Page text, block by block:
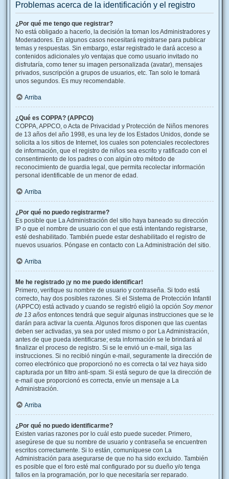
Problemas acerca de la identificación y el registro
¿Por qué me tengo que registrar?
No está obligado a hacerlo, la decisión la toman los Administradores y
Moderadores. En algunos casos necesitará registrarse para publicar
temas y respuestas. Sin embargo, estar registrado le dará acceso a
contenidos adicionales y/o ventajas que como usuario invitado no
disfrutaría, como tener su imagen personalizada (avatar), mensajes
privados, suscripción a grupos de usuarios, etc. Tan solo le tomará
unos segundos. Es muy recomendable.
Arriba
¿Qué es COPPA? (APPCO)
COPPA, APPCO, o Acta de Privacidad y Protección de Niños menores
de 13 años del año 1998, es una ley de los Estados Unidos, donde se
solicita a los sitios de Internet, los cuales son potenciales recolectores
de información, que el registro de niños sea escrito y ratificado con el
consentimiento de los padres o con algún otro método de
reconocimiento de guardia legal, que permita recolectar información
personal identificable de un menor de edad.
Arriba
¿Por qué no puedo registrarme?
Es posible que La Administración del sitio haya baneado su dirección
IP o que el nombre de usuario con el que está intentando registrarse,
esté deshabilitado. También puede estar deshabilitado el registro de
nuevos usuarios. Póngase en contacto con La Administración del sitio.
Arriba
Me he registrado ¡y no me puedo identificar!
Primero, verifique su nombre de usuario y contraseña. Si todo está
correcto, hay dos posibles razones. Si el Sistema de Protección Infantil
(APPCO) está activado y cuando se registró eligió la opción Soy menor
de 13 años entonces tendrá que seguir algunas instrucciones que se le
darán para activar la cuenta. Algunos foros disponen que las cuentas
deben ser activadas, ya sea por usted mismo o por La Administración,
antes de que pueda identificarse; esta información se le brindará al
finalizar el proceso de registro. Si se le envió un e-mail, siga las
instrucciones. Si no recibió ningún e-mail, seguramente la dirección de
correo electrónico que proporcionó no es correcta o tal vez haya sido
capturada por un filtro anti-spam. Si está seguro de que la dirección de
e-mail que proporcionó es correcta, envíe un mensaje a La
Administración.
Arriba
¿Por qué no puedo identificarme?
Existen varias razones por lo cuál esto puede suceder. Primero,
asegúrese de que su nombre de usuario y contraseña se encuentren
escritos correctamente. Si lo están, comuníquese con La
Administración para asegurarse de que no ha sido excluido. También
es posible que el foro esté mal configurado por su dueño y/o tenga
fallos en la programación, por lo que necesitaría ser reparado.